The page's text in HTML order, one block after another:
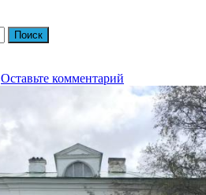
Оставьте комментарий